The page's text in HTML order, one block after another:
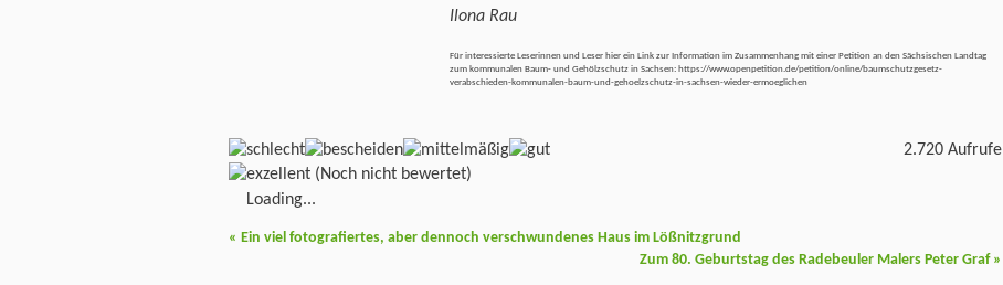
Ilona Rau
Für interessierte Leserinnen und Leser hier ein Link zur Information im Zusammenhang mit einer Petition an den Sächsischen Landtag
zum kommunalen Baum- und Gehölzschutz in Sachsen: https://www.openpetition.de/petition/online/baumschutzgesetz-
verabschieden-kommunalen-baum-und-gehoelzschutz-in-sachsen-wieder-ermoeglichen
(Noch nicht bewertet)
Loading...
2.720 Aufrufe
« Ein viel fotografiertes, aber dennoch verschwundenes Haus im Lößnitzgrund
Zum 80. Geburtstag des Radebeuler Malers Peter Graf »